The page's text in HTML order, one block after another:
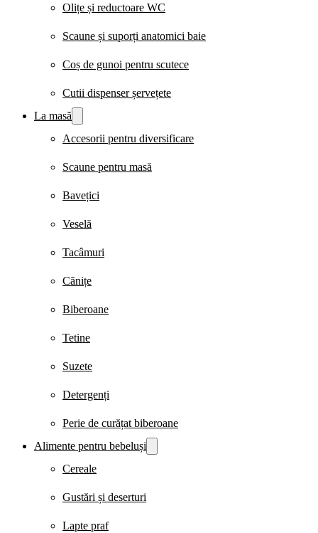
Olițe și reductoare WC
Scaune și suporți anatomici baie
Coș de gunoi pentru scutece
Cutii dispenser șervețete
La masă
Accesorii pentru diversificare
Scaune pentru masă
Bavețici
Veselă
Tacâmuri
Cănițe
Biberoane
Tetine
Suzete
Detergenți
Perie de curățat biberoane
Alimente pentru bebeluși
Cereale
Gustări și deserturi
Lapte praf